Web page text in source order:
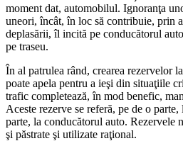
moment dat, automobilul. Ignoranţa
uneori, încât, în loc să contribuie, prin
deplasării, îl incită pe conducătorul
pe traseu.
În al patrulea rând, crearea rezervelor
poate apela pentru a ieşi din situaţiile
trafic completează, în mod benefic,
Aceste rezerve se referă, pe de o
parte, la conducătorul auto. Rezervele
şi păstrate şi utilizate raţional.